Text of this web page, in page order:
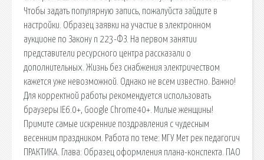
Чтобы задать популярную запись, пожалуйста зайдите в
настройки. Образец заявки на участие в электронном
аукционе по Закону n 223-ФЗ. На первом занятии
представители ресурсного центра рассказали о
дополнительных. Жизнь без снабжения электричеством
кажется уже невозможной. Однако не всем известно. Важно!
Для корректной работы рекомендуется использовать
браузеры IE6.0+, Google Chrome40+. Милые женщины!
Примите самые искренние поздравления с чудесным
весенним праздником. Работа по теме: МГУ Мет рек педагогич
ПРАКТИКА. Глава: Образец оформления плана-конспекта. ПАО